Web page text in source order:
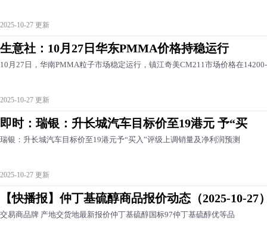
2025-10-27 更新
生意社：10月27日华东PMMA价格持稳运行
10月27日，华南PMMA粒子市场稳定运行，镇江奇美CM211市场价格在
2025-10-27 更新
即时：瑞银：升长城汽车目标价至19港元 予“买
瑞银：升长城汽车目标价至19港元予“买入”评级上调销量及净利润预测
2025-10-27 更新
【快播报】仲丁基硫醇商品报价动态（2025-10-27
交易商品牌 产地交货地最新报价仲丁基硫醇国标97仲丁基硫醇优等品